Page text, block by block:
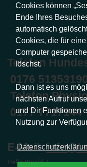
Cookies können
Ende Ihres
automatisch
Cookies, die für
Computer
löschst.
Dann ist es uns
nächsten Aufruf
und Dir Funktionen
Nutzung zur
Telefon
0176
Telefon
0177 7717144
E-Mail:
Hello World..!